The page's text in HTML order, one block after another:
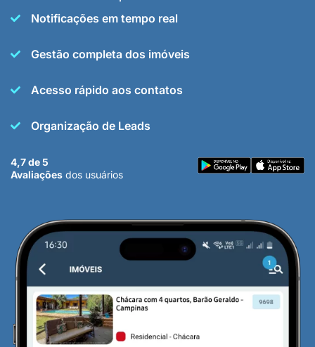
Notificações em tempo real
Gestão completa dos imóveis
Acesso rápido aos contatos
Organização de Leads
4,7 de 5
Avaliações dos usuários